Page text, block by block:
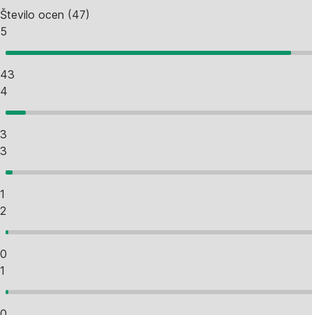
Število ocen (47)
5
43
4
3
3
1
2
0
1